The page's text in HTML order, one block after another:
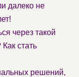
далеко не
через такой
стать
решений,